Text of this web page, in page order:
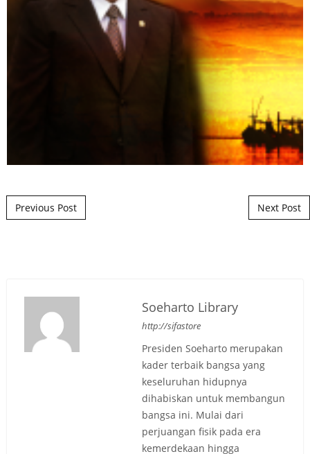
Post navigation
Previous Post Next Post
Soeharto Library
http://sifastore
Presiden Soeharto merupakan
kader terbaik bangsa yang
keseluruhan hidupnya
dihabiskan untuk membangun
bangsa ini. Mulai dari
perjuangan fisik pada era
kemerdekaan hingga